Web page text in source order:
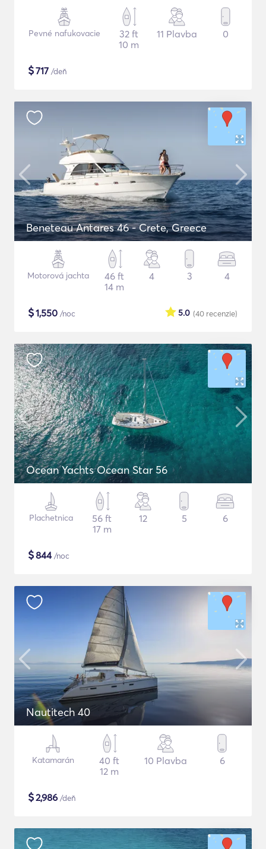
Pevné nafukovacie
32 ft
10 m
11 Plavba 0
$717 /deň
Beneteau Antares 46 - Crete, Greece
Motorová jachta
46 ft
14 m
4 3 4
$1,550 /noc (40 recenzie)
5.0
Ocean Yachts Ocean Star 56
Plachetnica
56 ft
17 m
12 5 6
$844/noc
Nautitech 40
Katamarán
40 ft
12 m
10 Plavba 6
$2,986 /deň